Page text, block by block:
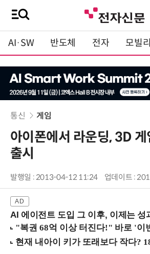
AI·SW 반도체 전자 모빌
통신 게임
아이폰에서 라운딩, 3D
출시
발행일 : 2013-04-12 11:24 업데이트 :
AI 에이전트 도입 그 이후, 이제는 성과!